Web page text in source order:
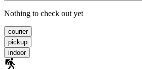
Nothing to check out yet
courier
pickup
indoor